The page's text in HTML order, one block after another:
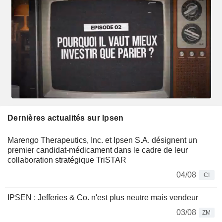
Dernières actualités sur Ipsen
Marengo Therapeutics, Inc. et Ipsen S.A. désignent un
premier candidat-médicament dans le cadre de leur
collaboration stratégique TriSTAR
04/08
CI
IPSEN : Jefferies & Co. n'est plus neutre mais vendeur
03/08
ZM